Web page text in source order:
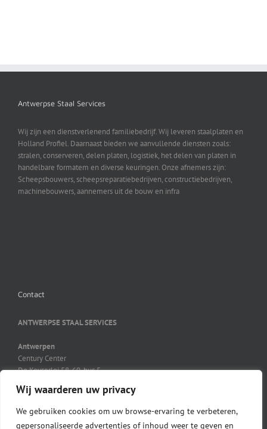
Wij waarderen uw privacy
We gebruiken cookies om uw browse-ervaring te verbeteren,
gepersonaliseerde advertenties of inhoud weer te geven en
Antwerpse Staal Services
Wij zijn een dienstverlenend familiebedrijf. Wij leveren staalplaten en
Holland Profiel. Daarnaast bieden we aanvullende diensten zoals:
stralen, conserveren, delen platen, logistiek, het delen van platen in
handelbare formatem en diverse keuringen. Onze afnemers zijn:
Scheepsbouwers, scheepsreparatiebedrijven, constructiebedrijven,
machinebouwers, aannemers uit de bouw en infra
Contact
ANTWERPSE STAAL SERVICES
Antwerpen
Century Center
De Keyserlei 58-60, bus 5
03 231 41 21
03 231 45 27
info@ass-steel.be